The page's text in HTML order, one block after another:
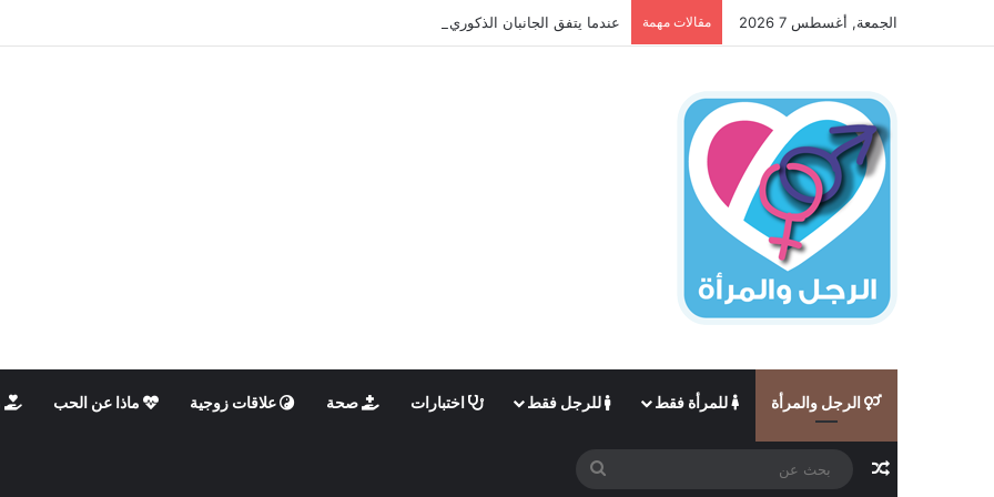
الجمعة, أغسطس 7 2026 مقالات مهمة عندما يتفق الجانبان الذكوري والأنثوي داخلنا، ما الذي يحدث؟
الرجل والمرأة للمرأة فقط للرجل فقط اختبارات صحة علاقات زوجية ماذا عن الحب
مقال عشوائي
بحث